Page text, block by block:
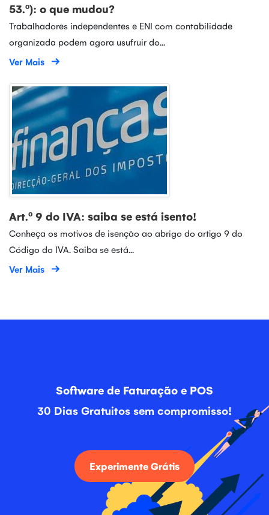
53.º): o que mudou?
Trabalhadores independentes e ENI com contabilidade
organizada podem agora usufruir do...
Ver Mais
Art.º 9 do IVA: saiba se está isento!
Conheça os motivos de isenção ao abrigo do artigo 9 do
Código do IVA. Saiba se está...
Ver Mais
Software de Faturação e POS
30 Dias Gratuitos sem compromisso!
Experimente Grátis